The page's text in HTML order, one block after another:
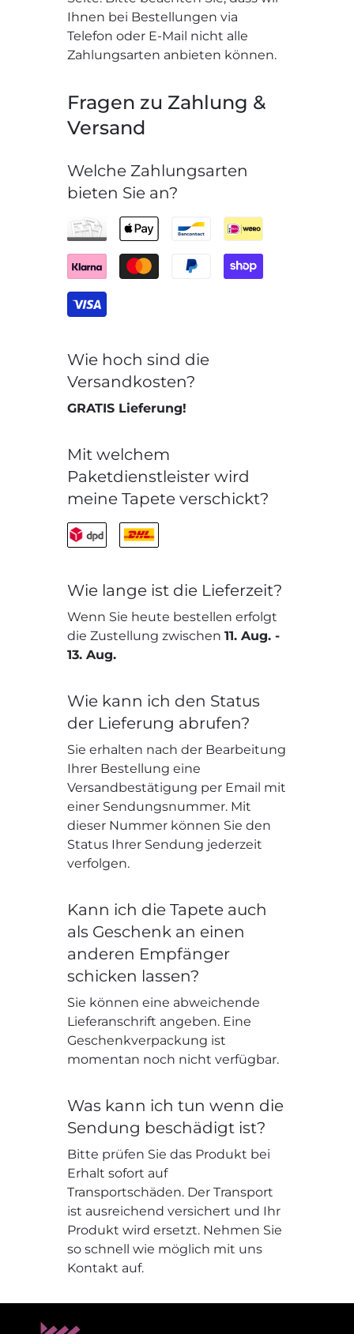
Ihnen bei Bestellungen via
Telefon oder E-Mail nicht alle
Zahlungsarten anbieten können.
Fragen zu Zahlung &
Versand
Welche Zahlungsarten
bieten Sie an?
Wie hoch sind die
Versandkosten?
GRATIS Lieferung!
Mit welchem
Paketdienstleister wird
meine Tapete verschickt?
Wie lange ist die Lieferzeit?
Wenn Sie heute bestellen erfolgt
die Zustellung zwischen11. Aug. -
13. Aug.
Wie kann ich den Status
der Lieferung abrufen?
Sie erhalten nach der Bearbeitung
Ihrer Bestellung eine
Versandbestätigung per Email mit
einer Sendungsnummer. Mit
dieser Nummer können Sie den
Status Ihrer Sendung jederzeit
verfolgen.
Kann ich die Tapete auch
als Geschenk an einen
anderen Empfänger
schicken lassen?
Sie können eine abweichende
Lieferanschrift angeben. Eine
Geschenkverpackung ist
momentan noch nicht verfügbar.
Was kann ich tun wenn die
Sendung beschädigt ist?
Bitte prüfen Sie das Produkt bei
Erhalt sofort auf
Transportschäden. Der Transport
ist ausreichend versichert und Ihr
Produkt wird ersetzt. Nehmen Sie
so schnell wie möglich mit uns
Kontakt auf.